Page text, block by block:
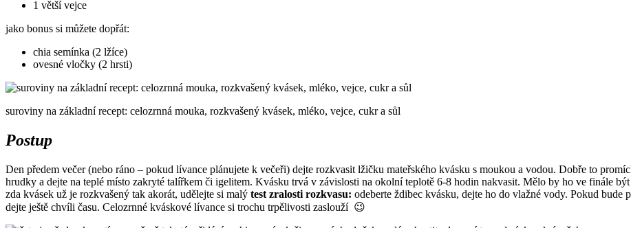
1 větší vejce
jako bonus si můžete dopřát:
chia semínka (2 lžíce)
ovesné vločky (2 hrsti)
suroviny na základní recept: celozrnná mouka, rozkvašený kvásek, mléko, vejce, cukr a sůl
Postup
Den předem večer (nebo ráno – pokud lívance plánujete k večeři) dejte rozkvasit lžičku mateřského kvásku s moukou a vodou. Dobře to
hrudky a dejte na teplé místo zakryté talířkem či igelitem. Kvásku trvá v závislosti na okolní teplotě 6-8 hodin nakvasit. Mělo by ho ve finále
zda kvásek už je rozkvašený tak akorát, udělejte si malý test zralosti rozkvasu: odeberte ždibec kvásku, dejte ho do vlažné vody. Pokud bude
dejte ještě chvíli času. Celozrnné kváskové lívance si trochu trpělivosti zaslouží 😉